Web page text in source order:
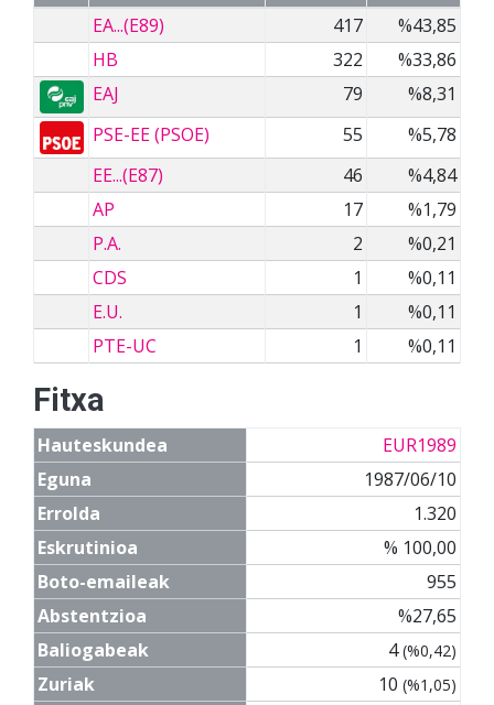
EA...(E89)
417
%43,85
HB
322
%33,86
EAJ
79
%8,31
PSE-EE (PSOE)
55
%5,78
EE...(E87)
46
%4,84
AP
17
%1,79
P.A.
2
%0,21
CDS
1
%0,11
E.U.
1
%0,11
PTE-UC
1 %0,11
Fitxa
Hauteskundea
EUR1989
Eguna
1987/06/10
Errolda
1.320
Eskrutinioa
% 100,00
Boto-emaileak
955
Abstentzioa
%27,65
Baliogabeak
4(%0,42)
Zuriak 10 (%1,05)